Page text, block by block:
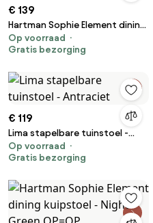
€ 139
Hartman Sophie Element dining
kuipstoel - Curry Yellow
Op voorraad
Gratis bezorging
€ 119
Lima stapelbare tuinstoel -
Antraciet
Op voorraad
Gratis bezorging